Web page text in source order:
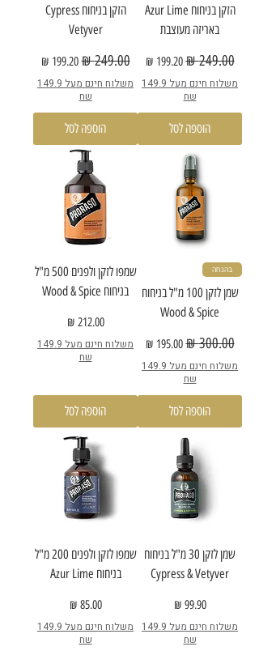
הזקן בניחוח Azur Lime
באריזה מעוצבת
מחיר רגיל‏249.00 ‏₪ מחיר מבצע‏199.20 ‏₪
משלוח חינם מעל 149.9
שח
הוספה לסל
הזקן בניחוח Cypress
Vetyver
מחיר רגיל‏249.00 ‏₪ מחיר מבצע‏199.20 ‏₪
משלוח חינם מעל 149.9
שח
הוספה לסל
בהנחה
שמן לזקן 100 מ"ל בניחוח
Wood & Spice
מחיר רגיל‏300.00 ‏₪ מחיר מבצע‏195.00 ‏₪
משלוח חינם מעל 149.9
שח
הוספה לסל
שמפו לזקן ולפנים 500 מ"ל
בניחוח Wood & Spice
מחיר‏212.00 ‏₪
משלוח חינם מעל 149.9
שח
הוספה לסל
שמן לזקן 30 מ"ל בניחוח
Cypress & Vetyver
מחיר‏99.90 ‏₪
משלוח חינם מעל 149.9
שח
שמפו לזקן ולפנים 200 מ"ל
בניחוח Azur Lime
מחיר‏85.00 ‏₪
משלוח חינם מעל 149.9
שח